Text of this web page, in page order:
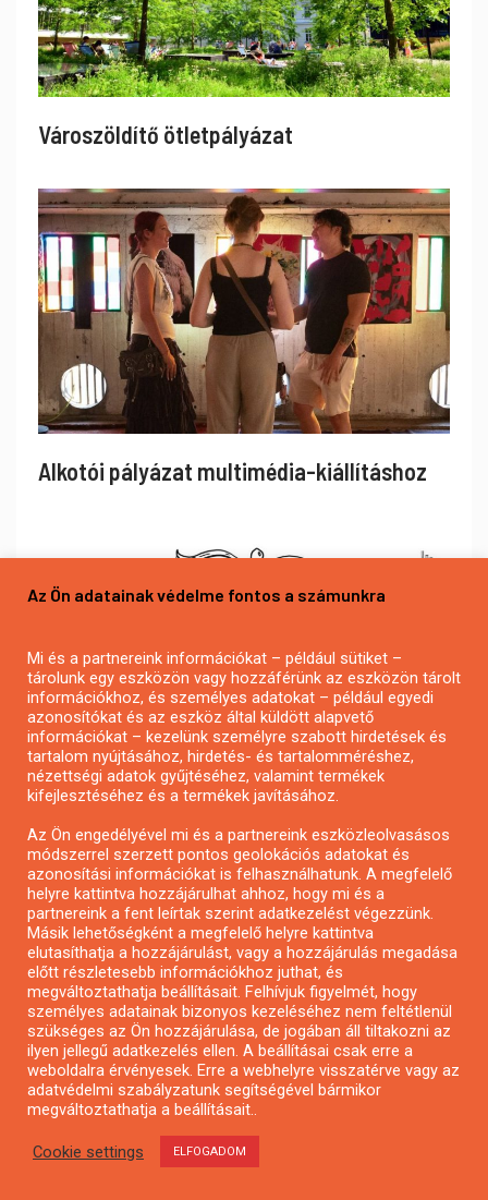
Városzöldítő ötletpályázat
Alkotói pályázat multimédia-kiállításhoz
Pályázat a nemek közötti egyenlőség
európai mozgalmainak erősítésére
Európai Helyi Kultúra – pályázat helyi
Az Ön adatainak védelme fontos a számunkra
Mi és a partnereink információkat – például sütiket –
tárolunk egy eszközön vagy hozzáférünk az eszközön tárolt
információkhoz, és személyes adatokat – például egyedi
azonosítókat és az eszköz által küldött alapvető
információkat – kezelünk személyre szabott hirdetések és
tartalom nyújtásához, hirdetés- és tartalomméréshez,
nézettségi adatok gyűjtéséhez, valamint termékek
kifejlesztéséhez és a termékek javításához.
Az Ön engedélyével mi és a partnereink eszközleolvasásos
módszerrel szerzett pontos geolokációs adatokat és
azonosítási információkat is felhasználhatunk. A megfelelő
helyre kattintva hozzájárulhat ahhoz, hogy mi és a
partnereink a fent leírtak szerint adatkezelést végezzünk.
Másik lehetőségként a megfelelő helyre kattintva
elutasíthatja a hozzájárulást, vagy a hozzájárulás megadása
előtt részletesebb információkhoz juthat, és
megváltoztathatja beállításait. Felhívjuk figyelmét, hogy
személyes adatainak bizonyos kezeléséhez nem feltétlenül
szükséges az Ön hozzájárulása, de jogában áll tiltakozni az
ilyen jellegű adatkezelés ellen. A beállításai csak erre a
weboldalra érvényesek. Erre a webhelyre visszatérve vagy az
adatvédelmi szabályzatunk segítségével bármikor
megváltoztathatja a beállításait..
Cookie settings ELFOGADOM